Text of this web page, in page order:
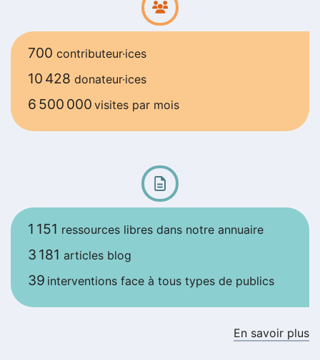
700 contributeur·ices
10 428 donateur·ices
6 500 000 visites par mois
1 151 ressources libres dans notre annuaire
3 181 articles blog
39 interventions face à tous types de publics
En savoir plus